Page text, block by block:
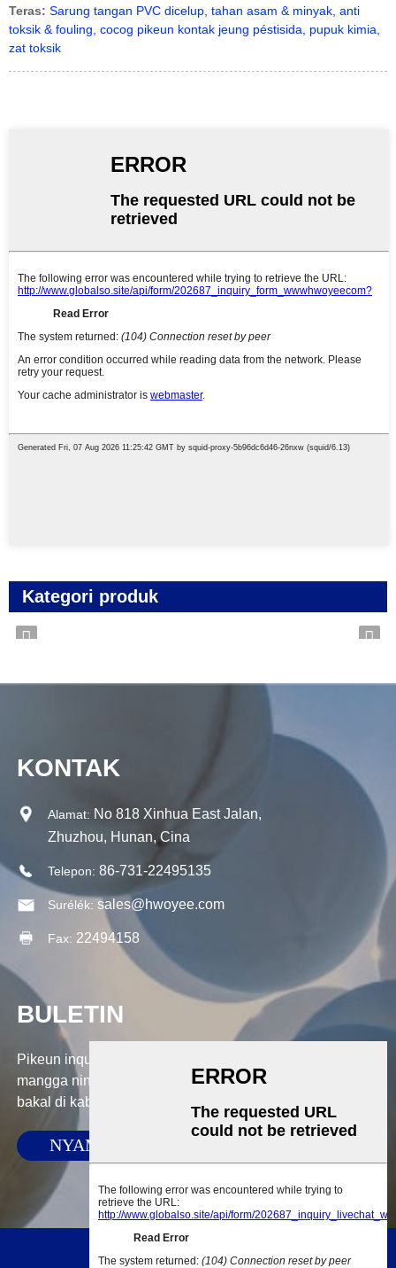
Teras: Sarung tangan PVC dicelup, tahan asam & minyak, anti
toksik & fouling, cocog pikeun kontak jeung péstisida, pupuk kimia,
zat toksik
Kategori produk
KONTAK
Alamat: No 818 Xinhua East Jalan,
Zhuzhou, Hunan, Cina
Telepon: 86-731-22495135
Surélék: sales@hwoyee.com
Fax: 22494158
BULETIN
Pikeun inquiries ngeunaan produk urang atawa pricelist,
mangga ninggalkeun surélék anjeun ka kami sarta kami
bakal di kabaran dina 24 jam.
NYAMPUNKEUN